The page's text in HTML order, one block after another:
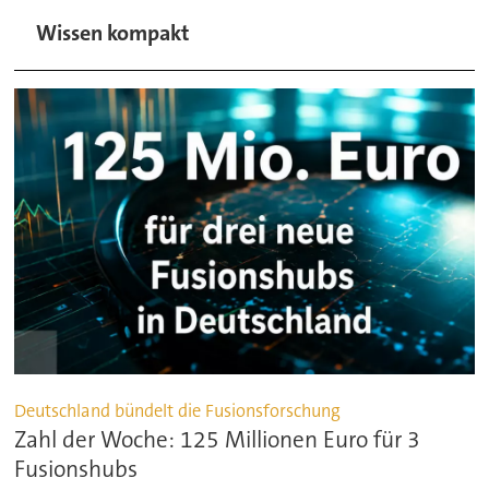
Wissen kompakt
Deutschland bündelt die Fusionsforschung
Zahl der Woche: 125 Millionen Euro für 3
Fusionshubs